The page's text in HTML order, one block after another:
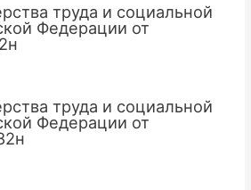
труда и социальной
Федерации от
труда и социальной
Федерации от